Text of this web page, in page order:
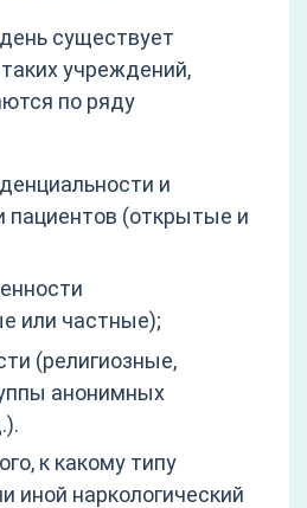
существует
учреждений,
по ряду
и
пациентов (открытые и
или частные);
(религиозные,
анонимных
к какому типу
иной наркологический